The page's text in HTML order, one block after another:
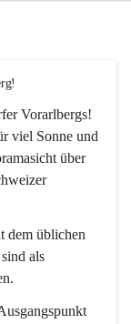
Vorarlbergs!
viel Sonne und
über
dem üblichen
als